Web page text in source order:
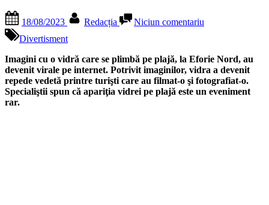
on
18/08/2023 Redacția Niciun comentariuVidră,
plaja
de
la
Eforie
Divertisment
Imagini cu o vidră care se plimbă pe plajă, la Eforie Nord, au
devenit virale pe internet. Potrivit imaginilor, vidra a devenit
repede vedetă printre turişti care au filmat-o şi fotografiat-o.
Specialiştii spun că apariţia vidrei pe plajă este un eveniment
rar.